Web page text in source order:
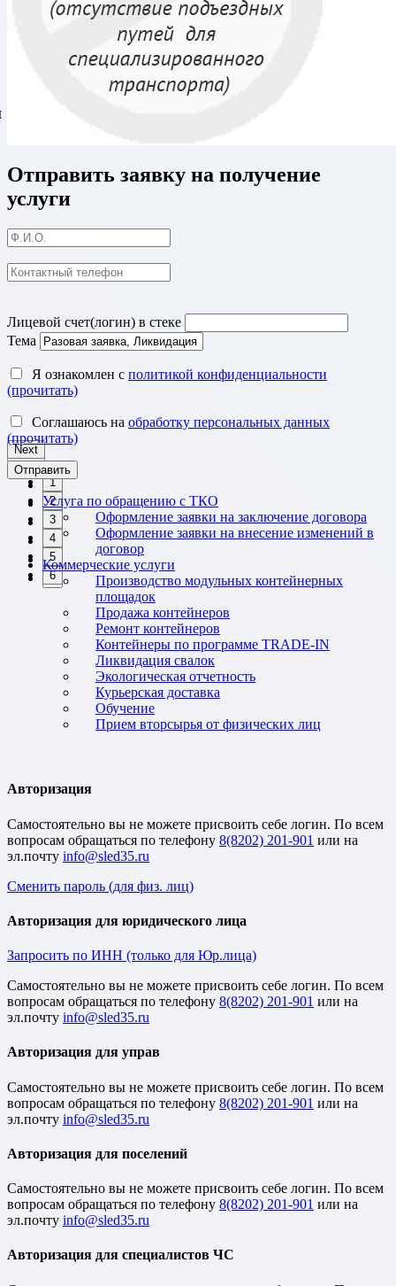
Next
1
2
3
4
5
6
Next
1
2
3
4
5
6
Отправить заявку на получение
услуги
Лицевой счет(логин) в стеке
Тема
Я ознакомлен с политикой конфиденциальности
(прочитать)
Соглашаюсь на обработку персональных данных
(прочитать)
Услуга по обращению с ТКО
Оформление заявки на заключение договора
Оформление заявки на внесение изменений в
договор
Коммерческие услуги
Производство модульных контейнерных
площадок
Продажа контейнеров
Ремонт контейнеров
Контейнеры по программе TRADE-IN
Ликвидация свалок
Экологическая отчетность
Курьерская доставка
Обучение
Прием вторсырья от физических лиц
Авторизация
Cамостоятельно вы не можете присвоить себе логин. По всем
вопросам обращаться по телефону 8(8202) 201-901 или на
эл.почту
Сменить пароль (для физ. лиц)
Авторизация для юридического лица
Запросить по ИНН (только для Юр.лица)
Cамостоятельно вы не можете присвоить себе логин. По всем
вопросам обращаться по телефону 8(8202) 201-901 или на
эл.почту
Авторизация для управ
Cамостоятельно вы не можете присвоить себе логин. По всем
вопросам обращаться по телефону 8(8202) 201-901 или на
эл.почту
Авторизация для поселений
Cамостоятельно вы не можете присвоить себе логин. По всем
вопросам обращаться по телефону 8(8202) 201-901 или на
эл.почту
Авторизация для специалистов ЧС